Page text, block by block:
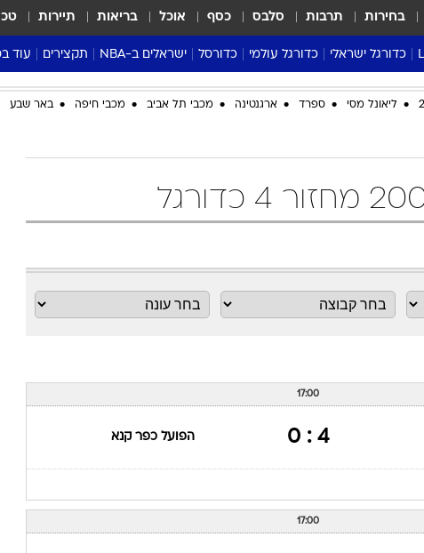
בחירות תרבות סלבס כסף אוכל בריאות תיירות
כדורגל ישראלי
ליגת העל Winner
שגרירים
נבחרות ישראל
ליגה א'
כדורגל עולמי
ליגה אנגלית
ליגה צרפתית
ליגת האלופות
דרום אמריקה
כדורסל
ליגת העל
נבחרות ישראל בכדורסל
כדורסל נשים
ישראלים ב-NBA
דני אבדיה
תקצירים עוד
מונדיאל
NBA
אבא
סערה
ענפים
כתבו
ליאונל מסי ספרד ארגנטינה מכבי תל אביב מכבי חיפה באר שבע
17:00
4 : 0 הפועל כפר קנא
17:00